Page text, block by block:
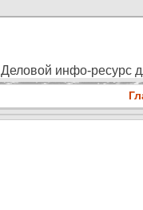
Деловой инфо-ресурс